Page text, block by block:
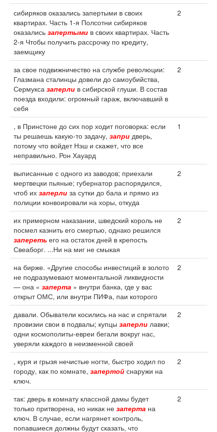
сибиряков оказались запертыми в своих
квартирах. Часть 1-я Полсотни сибиряков
оказались запертыми в своих квартирах. Часть
2-я Чтобы получить рассрочку по кредиту,
заемщику
2
за свое подвижничество на службе революции:
Глазмана сталинцы довели до самоубийства,
Сермукса заперли в сибирской глуши. В состав
поезда входили: огромный гараж, включавший в
себя
2
, в Принстоне до сих пор ходит поговорка: если
ты решаешь какую-то задачу, запри дверь,
потому что войдет Нэш и скажет, что все
неправильно. Рон Хауард
1
выписанные с одного из заводов; приехали
мертвецки пьяные; губернатор распорядился,
чтоб их заперли за сутки до бала и прямо из
полиции конвоировали на хоры, откуда
2
их примерном наказании, шведский король не
посмел казнить его смертью, однако решился
запереть его на остаток дней в крепость
Свеаборг. ...Ни на миг не смыкая
2
на бирже. «Другие способы инвестиций в золото
не подразумевают моментальной ликвидности
— она « заперта » внутри банка, где у вас
открыт ОМС, или внутри ПИФа, паи которого
2
давали. Обыватели косились на нас и спрятали
провизии свои в подвалы; купцы заперли лавки;
одни космополиты-евреи бегали вокруг нас,
уверяли каждого в неизменной своей
2
, куря и грызя нечистые ногти, быстро ходил по
городу, как по комнате, запертой снаружи на
ключ.
2
так: дверь в комнату классной дамы будет
только притворена, но никак не заперта на
ключ. В случае, если нагрянет контроль,
попавшиеся должны будут сказать, что
2